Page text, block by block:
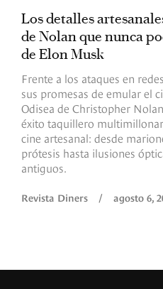
IA
un
el
Recetas
Insignares
Elegir y
equilibrada
beneficios, sin
Cinco recetas
conciencia.